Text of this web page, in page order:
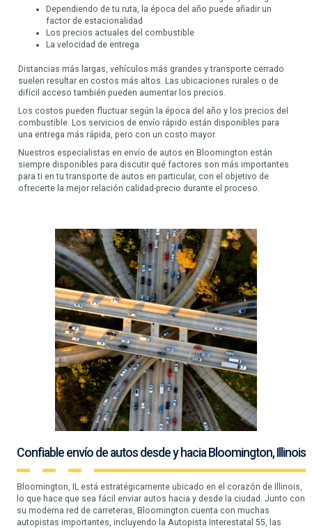
Dependiendo de tu ruta, la época del año puede añadir un
factor de estacionalidad
Los precios actuales del combustible
La velocidad de entrega
Distancias más largas, vehículos más grandes y transporte cerrado
suelen resultar en costos más altos. Las ubicaciones rurales o de
difícil acceso también pueden aumentar los precios.
Los costos pueden fluctuar según la época del año y los precios del
combustible. Los servicios de envío rápido están disponibles para
una entrega más rápida, pero con un costo mayor.
Nuestros especialistas en envío de autos en Bloomington están
siempre disponibles para discutir qué factores son más importantes
para ti en tu transporte de autos en particular, con el objetivo de
ofrecerte la mejor relación calidad-precio durante el proceso.
Confiable envío de autos desde y hacia Bloomington, Illinois
Bloomington, IL está estratégicamente ubicado en el corazón de Illinois,
lo que hace que sea fácil enviar autos hacia y desde la ciudad. Junto con
su moderna red de carreteras, Bloomington cuenta con muchas
autopistas importantes, incluyendo la Autopista Interestatal 55, las